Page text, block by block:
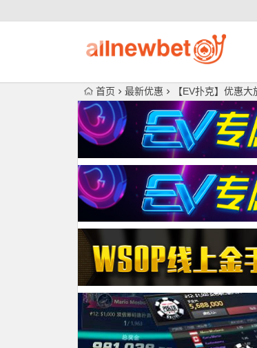
首页 最新优惠 【EV扑克】优惠